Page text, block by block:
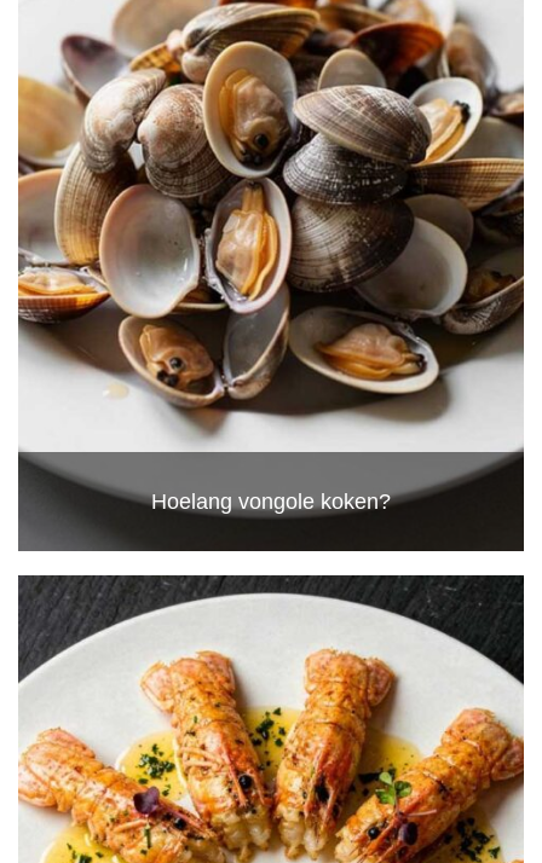
Hoelang vongole koken?